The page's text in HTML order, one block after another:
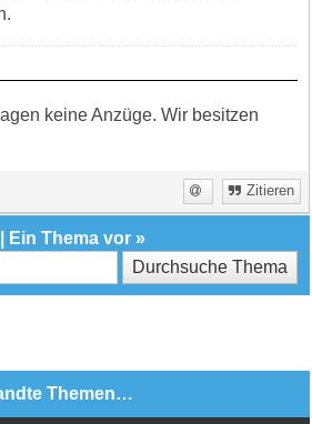
keine Anzüge. Wir besitzen
Zitieren
Ein Thema vor »
Themen…